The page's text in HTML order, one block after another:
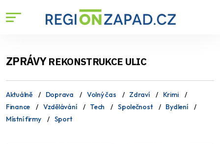
ZPRÁVYREKONSTRUKCE ULIC
Aktuálně Doprava Volný čas Zdraví
Krimi
Finance
Vzdělávání Tech Společnost
Bydlení
Místní firmy
Sport